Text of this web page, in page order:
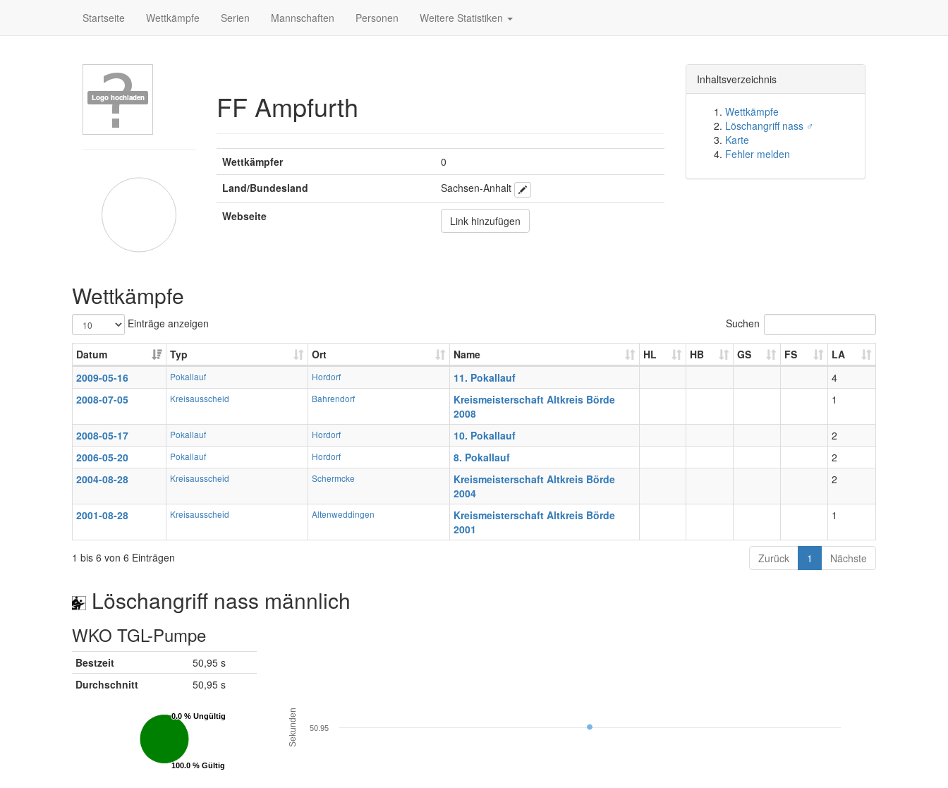
Startseite Wettkämpfe Serien Mannschaften Personen Weitere Statistiken
FF Ampfurth
Wettkämpfer
0
Land/Bundesland
Sachsen-Anhalt
Webseite
Link hinzufügen
Inhaltsverzeichnis
Wettkämpfe
Löschangriff nass ♂
Karte
Fehler melden
Wettkämpfe
Einträge anzeigen Suchen
Datum Typ Ort Name HL HB GS FS
LA
2009-05-16
Pokallauf Hordorf 11. Pokallauf
4
2008-07-05
Kreisausscheid Bahrendorf
Kreismeisterschaft Altkreis Börde
2008
1
2008-05-17 Pokallauf Hordorf 10. Pokallauf
2
2006-05-20
Pokallauf Hordorf 8. Pokallauf
2
2004-08-28
Kreisausscheid Schermcke
Kreismeisterschaft Altkreis Börde
2004
2
2001-08-28 Kreisausscheid Altenweddingen
Kreismeisterschaft Altkreis Börde
2001
1
1 bis 6 von 6 Einträgen Zurück 1 Nächste
Löschangriff nass männlich
WKO TGL-Pumpe
Bestzeit
50,95 s
Durchschnitt
50,95 s
0.0 % Ungültig
0.0 % Ungültig
100.0 % Gültig
100.0 % Gültig
Sekunden 50.95